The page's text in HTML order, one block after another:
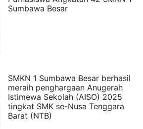
Sumbawa Besar
SMKN 1 Sumbawa Besar berhasil
meraih penghargaan Anugerah
Istimewa Sekolah (AISO) 2025
tingkat SMK se-Nusa Tenggara
Barat (NTB)